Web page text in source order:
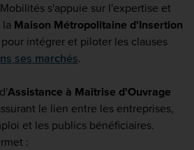
s'appuie sur l'expertise et
Maison Métropolitaine d'Insertion
pour intégrer et piloter les clauses
ses marchés.
Assistance à Maîtrise d'Ouvrage
le lien entre les entreprises,
et les publics bénéficiaires.
: